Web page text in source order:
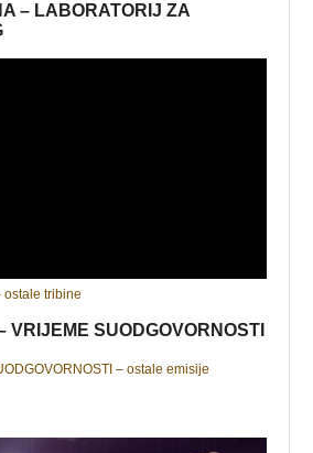
– LABORATORIJ ZA
ostale tribine
VRIJEME SUODGOVORNOSTI
– ostale emisije